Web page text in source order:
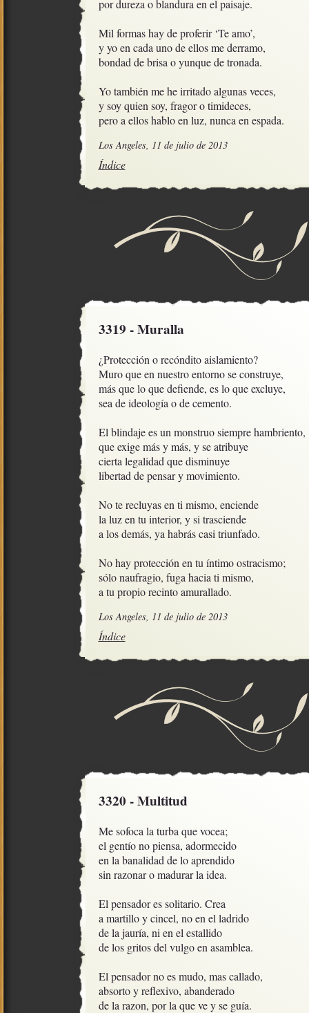
por dureza o blandura en el paisaje.
Mil formas hay de proferir ‘Te amo’,
y yo en cada uno de ellos me derramo,
bondad de brisa o yunque de tronada.
Yo también me he irritado algunas veces,
y soy quien soy, fragor o timideces,
pero a ellos hablo en luz, nunca en espada.
Los Angeles, 11 de julio de 2013
Índice
3319 - Muralla
¿Protección o recóndito aislamiento?
Muro que en nuestro entorno se construye,
más que lo que defiende, es lo que excluye,
sea de ideología o de cemento.
El blindaje es un monstruo siempre
que exige más y más, y se atribuye
cierta legalidad que disminuye
libertad de pensar y movimiento.
No te recluyas en ti mismo, enciende
la luz en tu interior, y si trasciende
a los demás, ya habrás casi triunfado.
No hay protección en tu íntimo ostracismo;
sólo naufragio, fuga hacia ti mismo,
a tu propio recinto amurallado.
Los Angeles, 11 de julio de 2013
Índice
3320 - Multitud
Me sofoca la turba que vocea;
el gentío no piensa, adormecido
en la banalidad de lo aprendido
sin razonar o madurar la idea.
El pensador es solitario. Crea
a martillo y cincel, no en el ladrido
de la jauría, ni en el estallido
de los gritos del vulgo en asamblea.
El pensador no es mudo, mas callado,
absorto y reflexivo, abanderado
de la razon, por la que ve y se guía.